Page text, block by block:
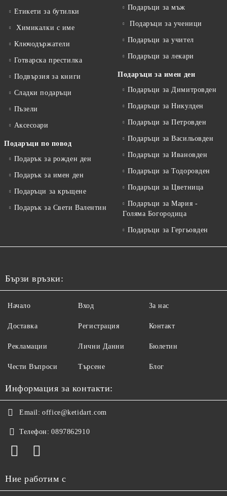
Етикети за бутилки
Химикалки с име
Ключодържатели
Готварска престилка
Подвързия за книги
Сладки подаръци
Пъзели
Аксесоари
Подаръци по повод
Подарък за рожден ден
Подарък за имен ден
Подаръци за кръщене
Подарък за Свети Валентин
Подаръци за мъж
Подаръци за ученици
Подаръци за учител
Подаръци за лекари
Подаръци за имен ден
Подаръци за Димитровден
Подаръци за Никулден
Подаръци за Петровден
Подаръци за Васильовден
Подаръци за Ивановден
Подаръци за Тодоровден
Подаръци за Цветница
Подаръци за Мария -
Голяма Богородица
Подаръци за Гергьовден
Бързи връзки:
Начало
Доставка
Рекламации
Чести Въпроси
Вход
Регистрация
Лични Данни
Търсене
За нас
Контакт
Бюлетин
Блог
Информация за контакти:
Email: office@ketidart.com
Телефон: 0897862910
Ние работим с